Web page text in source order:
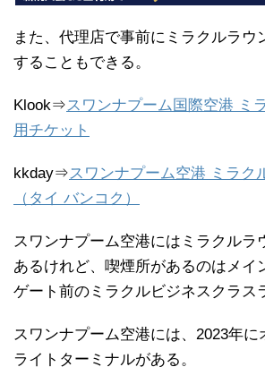
また、代理店で事前にミラクルラウ
することもできる。
Klook⇒スワンナプーム国際空港 ミ
用チケット
kkday⇒スワンナプーム空港 ミラク
（タイ バンコク）
スワンナプーム空港にはミラクルラ
あるけれど、喫煙所があるのはメイ
ゲート前のミラクルビジネスクラス
スワンナプーム空港には、2023年に
ライトターミナルがある。